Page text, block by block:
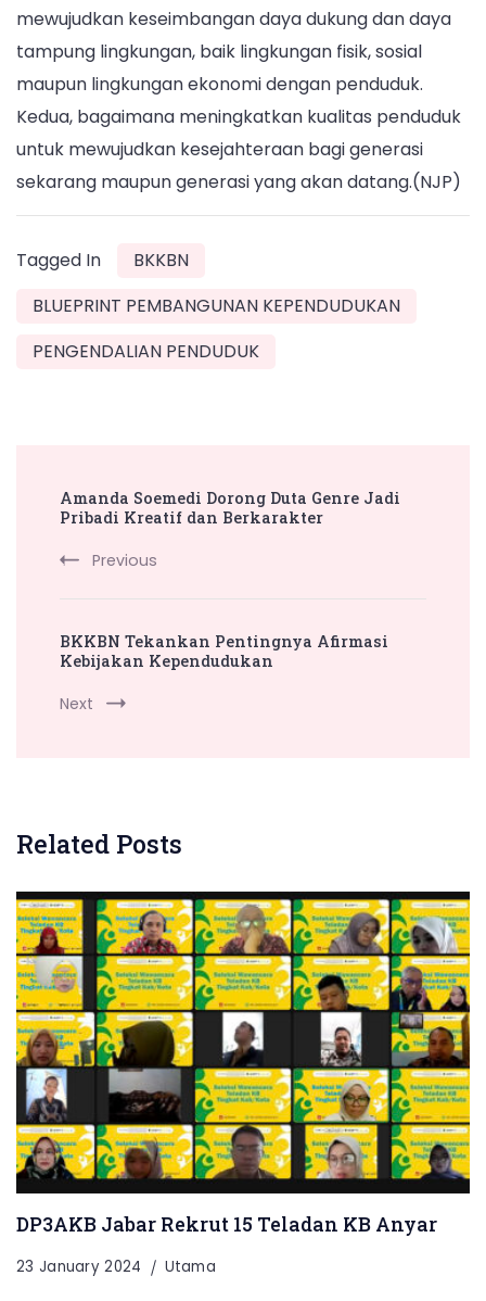
mewujudkan keseimbangan daya dukung dan daya
tampung lingkungan, baik lingkungan fisik, sosial
maupun lingkungan ekonomi dengan penduduk.
Kedua, bagaimana meningkatkan kualitas penduduk
untuk mewujudkan kesejahteraan bagi generasi
sekarang maupun generasi yang akan datang.(NJP)
Tagged In
BKKBN
BLUEPRINT PEMBANGUNAN KEPENDUDUKAN
PENGENDALIAN PENDUDUK
Navigation
Amanda Soemedi Dorong Duta Genre Jadi
Pribadi Kreatif dan Berkarakter
Previous
BKKBN Tekankan Pentingnya Afirmasi
Kebijakan Kependudukan
Next
Related Posts
DP3AKB Jabar Rekrut 15 Teladan KB Anyar
23 January 2024 Utama